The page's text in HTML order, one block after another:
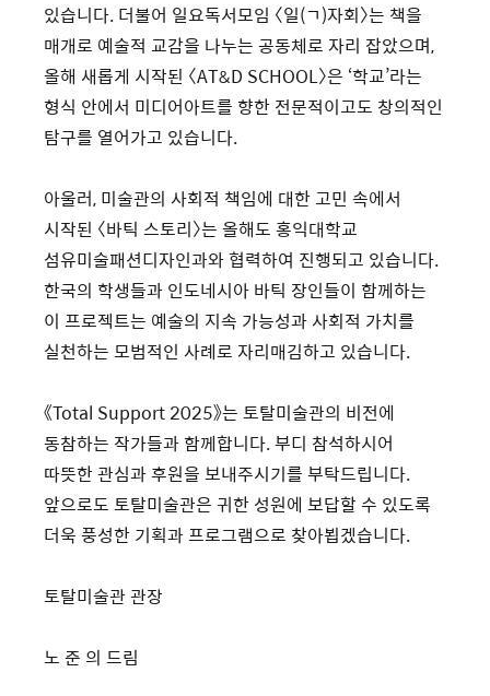
있습니다. 더불어 일요독서모임 〈일(ㄱ)자회〉는 책을
매개로 예술적 교감을 나누는 공동체로 자리 잡았으며,
올해 새롭게 시작된 〈AT&D SCHOOL〉은 ‘학교’라는
형식 안에서 미디어아트를 향한 전문적이고도 창의적인
탐구를 열어가고 있습니다.
아울러, 미술관의 사회적 책임에 대한 고민 속에서
시작된 〈바틱 스토리〉는 올해도 홍익대학교
섬유미술패션디자인과와 협력하여 진행되고 있습니다.
한국의 학생들과 인도네시아 바틱 장인들이 함께하는
이 프로젝트는 예술의 지속 가능성과 사회적 가치를
실천하는 모범적인 사례로 자리매김하고 있습니다.
《Total Support 2025》는 토탈미술관의 비전에
동참하는 작가들과 함께합니다. 부디 참석하시어
따뜻한 관심과 후원을 보내주시기를 부탁드립니다.
앞으로도 토탈미술관은 귀한 성원에 보답할 수 있도록
더욱 풍성한 기획과 프로그램으로 찾아뵙겠습니다.
토탈미술관 관장
노 준 의 드림